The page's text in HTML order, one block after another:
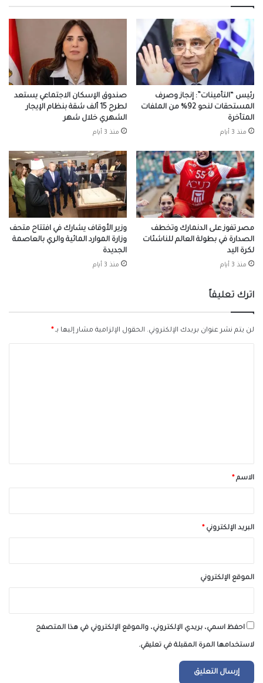
رئيس “التأمينات”: إنجاز وصرف
المستحقات لنحو 92% من الملفات
المتأخرة
منذ 3 أيام
صندوق الإسكان الاجتماعي يستعد
لطرح 15 ألف شقة بنظام الإيجار
الشهري خلال شهر
منذ 3 أيام
مصر تفوز على الدنمارك وتخطف
الصدارة في بطولة العالم للناشئات
لكرة اليد
منذ 3 أيام
وزير الأوقاف يشارك في افتتاح متحف
وزارة الموارد المائية والري بالعاصمة
الجديدة
منذ 3 أيام
اترك تعليقاً
لن يتم نشر عنوان بريدك الإلكتروني. الحقول الإلزامية مشار إليها بـ*
*الاسم*
البريد الإلكتروني*
الموقع الإلكتروني
احفظ اسمي، بريدي الإلكتروني، والموقع الإلكتروني في هذا المتصفح
لاستخدامها المرة المقبلة في تعليقي.